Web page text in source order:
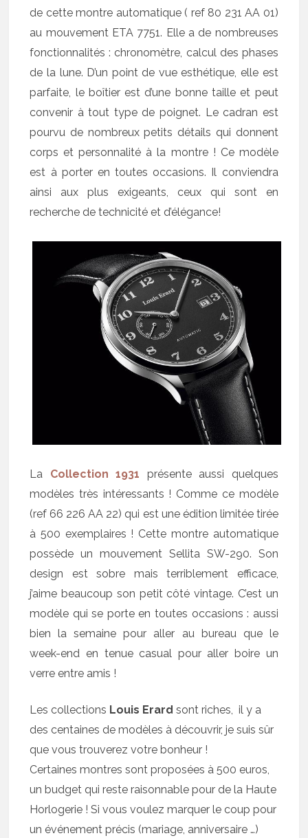
de cette montre automatique ( ref 80 231 AA 01)
au mouvement ETA 7751. Elle a de nombreuses
fonctionnalités : chronomètre, calcul des phases
de la lune. D’un point de vue esthétique, elle est
parfaite, le boîtier est d’une bonne taille et peut
convenir à tout type de poignet. Le cadran est
pourvu de nombreux petits détails qui donnent
corps et personnalité à la montre ! Ce modèle
est à porter en toutes occasions. Il conviendra
ainsi aux plus exigeants, ceux qui sont en
recherche de technicité et d’élégance!
La Collection 1931 présente aussi quelques
modèles très intéressants ! Comme ce modèle
(ref 66 226 AA 22) qui est une édition limitée tirée
à 500 exemplaires ! Cette montre automatique
possède un mouvement Sellita SW-290. Son
design est sobre mais terriblement efficace,
j’aime beaucoup son petit côté vintage. C’est un
modèle qui se porte en toutes occasions : aussi
bien la semaine pour aller au bureau que le
week-end en tenue casual pour aller boire un
verre entre amis !
Les collections Louis Erard sont riches, il y a
des centaines de modèles à découvrir, je suis sûr
que vous trouverez votre bonheur !
Certaines montres sont proposées à 500 euros,
un budget qui reste raisonnable pour de la Haute
Horlogerie ! Si vous voulez marquer le coup pour
un événement précis (mariage, anniversaire …)